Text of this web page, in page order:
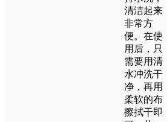
清洁起来
非常方
便。在使
用后，只
需要用清
水冲洗干
净，再用
柔软的布
擦拭干即